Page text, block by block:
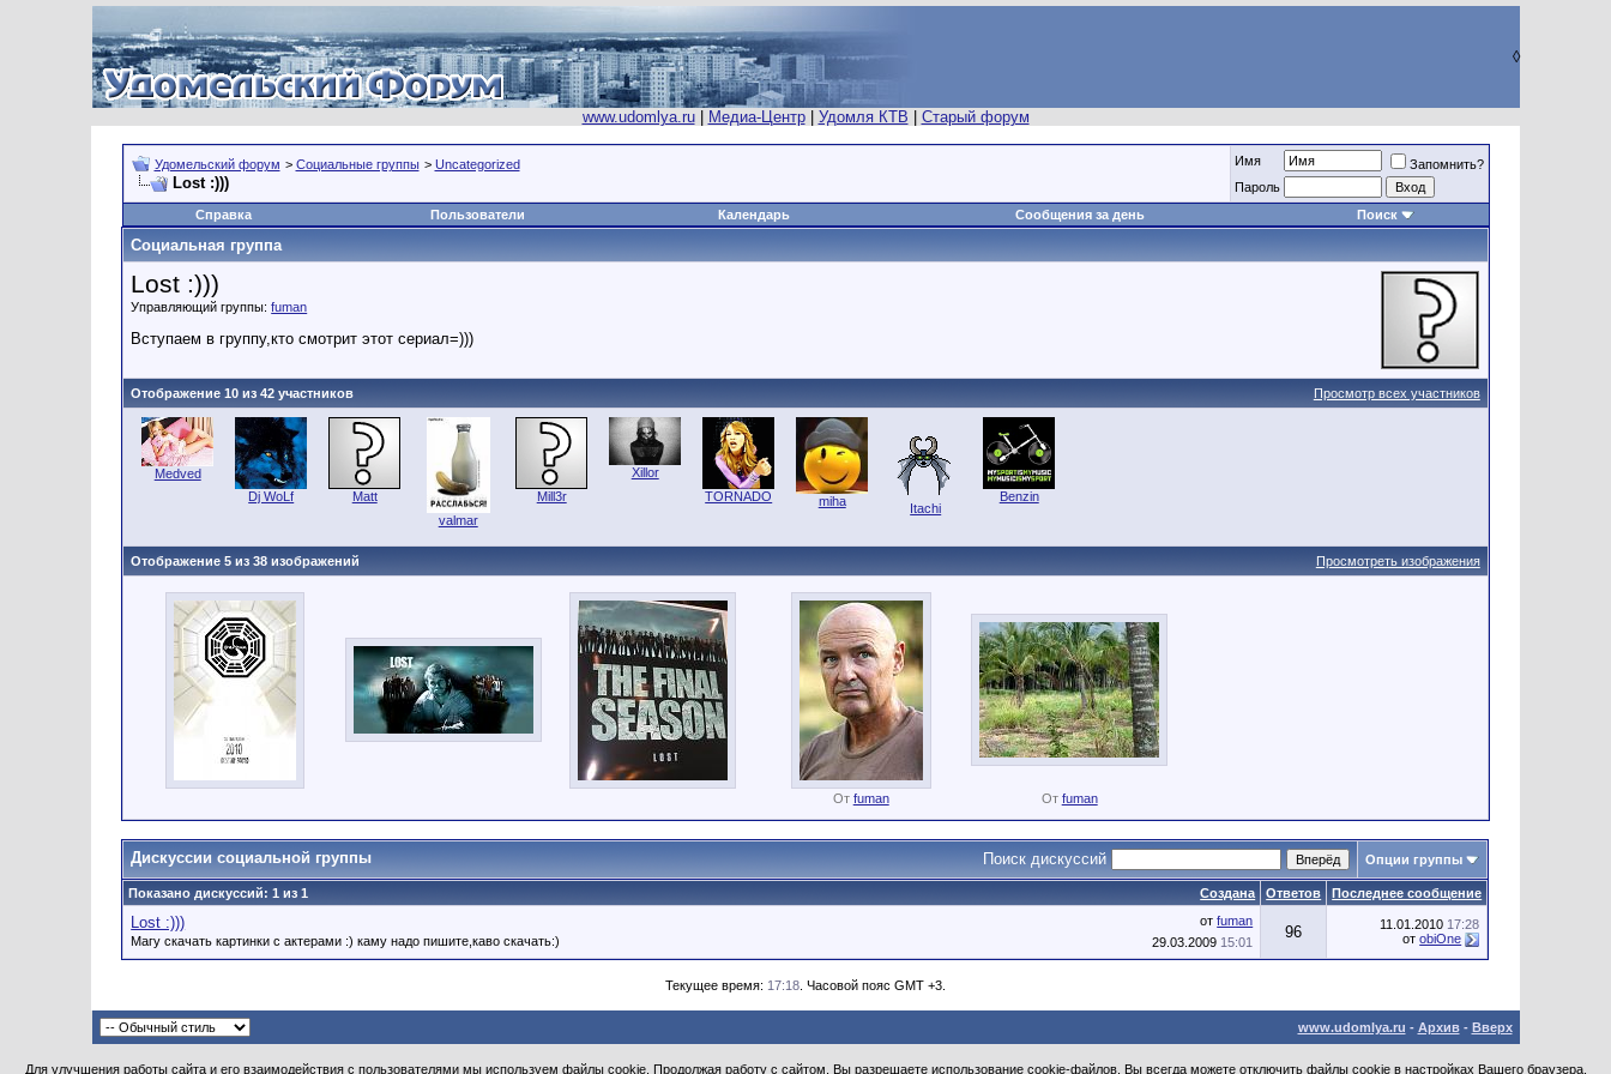
◊
www.udomlya.ru| Медиа-Центр| Удомля КТВ Старый форум
Удомельский форум > Социальные группы > Uncategorized
Lost :)))
Имя
Запомнить?
Пароль
Справка
Пользователи Календарь Сообщения за день Поиск
Социальная группа
Lost :)))
Управляющий группы:fuman
Вступаем в группу,кто смотрит этот сериал=)))
Просмотр всех участников
Отображение 10 из 42 участников
Medved
Dj WoLf
Matt
valmar
Mill3r
Xillor
TORNADO
miha Itachi
Benzin
Просмотреть изображения
Отображение 5 из 38 изображений
От fuman От fuman
Поиск дискуссий
Дискуссии социальной группы Опции группы
Создана
Показано дискуссий: 1 из 1 Ответов
Последнее сообщение
отfuman
29.03.2009 15:01
Lost :)))
Магу скачать картинки с актерами :) каму надо пишите,каво скачать:) 96 11.01.2010 17:28
отobiOne
Текущее время: 17:18 . Часовой пояс GMT +3.
www.udomlya.ru - Архив- Вверх
Для улучшения работы сайта и его взаимодействия с пользователями мы используем файлы cookie. Продолжая работу с сайтом, Вы разрешаете использование cookie-файлов. Вы всегда можете отключить файлы cookie в настройках Вашего браузера.